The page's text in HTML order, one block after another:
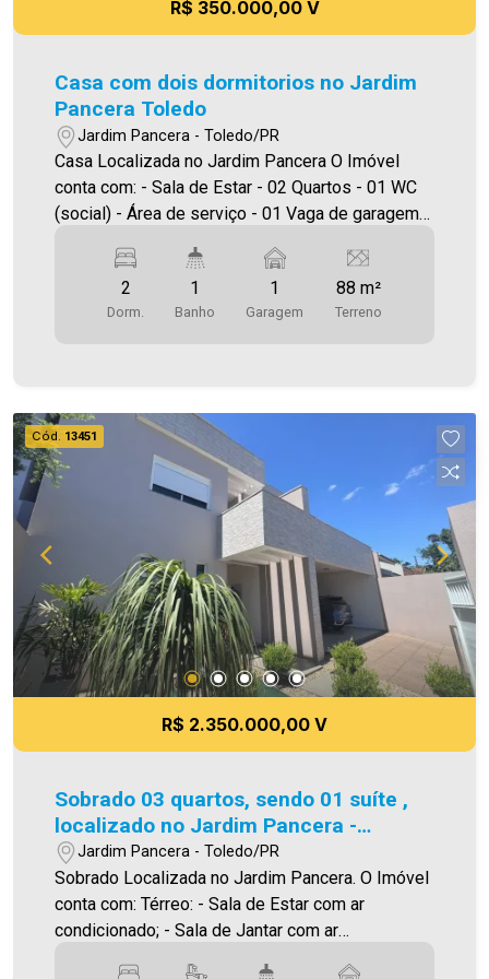
R$ 350.000,00 V
Casa com dois dormitorios no Jardim
Pancera Toledo
Jardim Pancera - Toledo/PR
Casa Localizada no Jardim Pancera O Imóvel
conta com: - Sala de Estar - 02 Quartos - 01 WC
(social) - Área de serviço - 01 Vaga de garagem
cobrado FCI (Fundo de Conservação do Imóvel),
equivalente a 6% do valor do aluguel. Para mais
detalhes sobre o FCI, acesse o menu LOCAÇÃO
tanto na locação quanto na venda. Aproveite essa
oportunidade, agende uma visita! Imobiliária Ativa
| Sinta-se em casa! - As informações aqui
prestadas são verdadeiras, todavia, reservamo-
nos o direito de corrigir qualquer erro de
digitação e/ou ortografia, bem como alteração
dos preços e imagens. Fotos meramente
ilustrativas.
2
Dorm.
1
Banho
1
Garagem
88 m²
Terreno
Cód. 13451
R$ 2.350.000,00 V
Sobrado 03 quartos, sendo 01 suíte ,
localizado no Jardim Pancera -
Toledo/PR
Jardim Pancera - Toledo/PR
Sobrado Localizada no Jardim Pancera. O Imóvel
conta com: Térreo: - Sala de Estar com ar
condicionado; - Sala de Jantar com ar